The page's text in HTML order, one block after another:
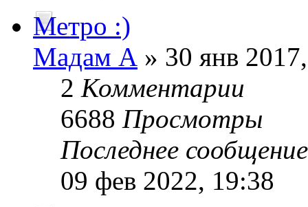
Метро :)
Мадам А » 30 янв
2 Комментарии
6688 Просмотры
Последнее
09 фев 2022, 19:38